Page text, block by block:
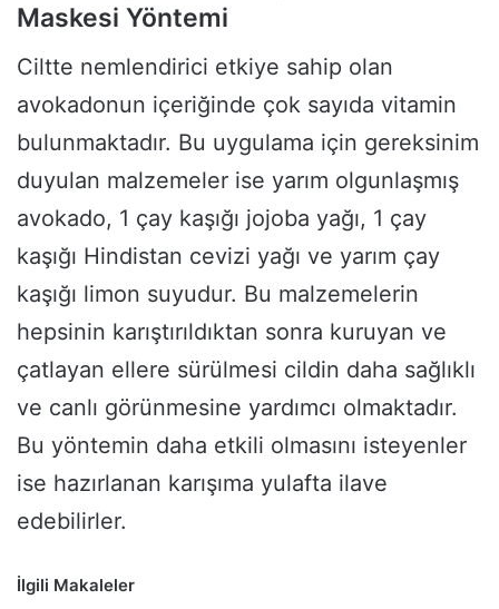
Maskesi Yöntemi
Ciltte nemlendirici etkiye sahip olan
avokadonun içeriğinde çok sayıda vitamin
bulunmaktadır. Bu uygulama için gereksinim
duyulan malzemeler ise yarım olgunlaşmış
avokado, 1 çay kaşığı jojoba yağı, 1 çay
kaşığı Hindistan cevizi yağı ve yarım çay
kaşığı limon suyudur. Bu malzemelerin
hepsinin karıştırıldıktan sonra kuruyan ve
çatlayan ellere sürülmesi cildin daha sağlıklı
ve canlı görünmesine yardımcı olmaktadır.
Bu yöntemin daha etkili olmasını isteyenler
ise hazırlanan karışıma yulafta ilave
edebilirler.
İlgili Makaleler